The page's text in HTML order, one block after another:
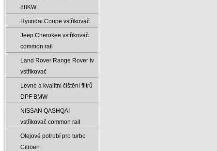
88KW
Hyundai Coupe vstřikovač
Jeep Cherokee vstřikovač
common rail
Land Rover Range Rover Iv
vstřikovač
Levné a kvalitní čištění filtrů
DPF BMW
NISSAN QASHQAI
vstřikovač common rail
Olejové potrubí pro turbo
Citroen